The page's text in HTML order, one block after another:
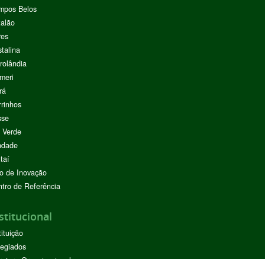
Belos
de Inovação
de Referência